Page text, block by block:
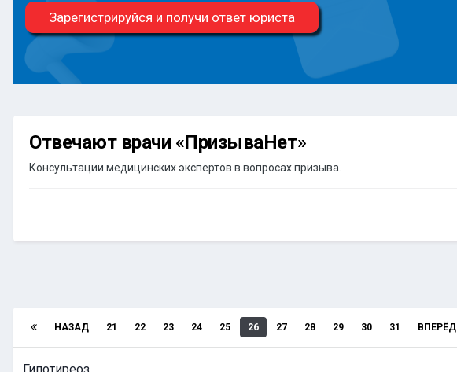
Зарегистрируйся и получи ответ юриста
Отвечают врачи «ПризываНет»
Консультации медицинских экспертов в вопросах призыва.
НАЗАД 21 22 23 24 25 26 27 28 29 30 31 ВПЕРЁД